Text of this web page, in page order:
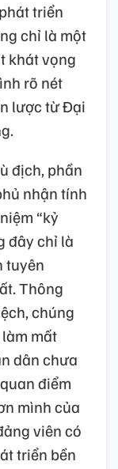
triển
chỉ là một
khát vọng
rõ nét
lược từ Đại
địch, phần
nhận tính
“kỷ
đây chỉ là
tuyên
Thông
chúng
mất
dân chưa
điểm
mình của
viên có
triển bền